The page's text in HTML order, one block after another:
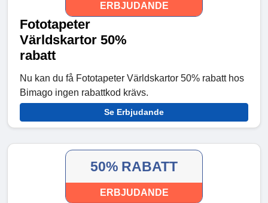
ERBJUDANDE
Fototapeter
Världskartor 50%
rabatt
Nu kan du få Fototapeter Världskartor 50% rabatt hos
Bimago ingen rabattkod krävs.
Se Erbjudande
50% RABATT
ERBJUDANDE